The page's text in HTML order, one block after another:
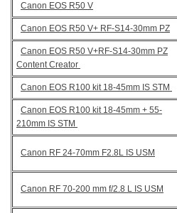
Canon EOS R50 V
Canon EOS R50 V+ RF-S14-30mm PZ
Canon EOS R50 V+RF-S14-30mm PZ
Content Creator
Canon EOS R100 kit 18-45mm IS STM
Canon EOS R100 kit 18-45mm + 55-
210mm IS STM
Canon RF 24-70mm F2.8L IS USM
Canon RF 70-200 mm f/2.8 L IS USM